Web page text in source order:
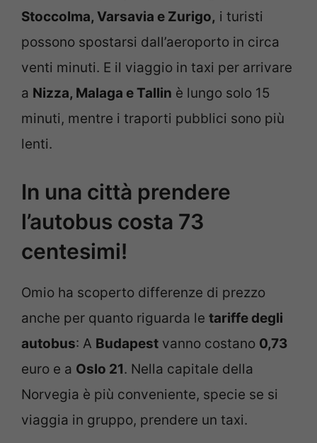
Stoccolma, Varsavia e Zurigo, i turisti
possono spostarsi dall’aeroporto in circa
venti minuti. E il viaggio in taxi per arrivare
a Nizza, Malaga e Tallin è lungo solo 15
minuti, mentre i traporti pubblici sono più
lenti.
In una città prendere
l’autobus costa 73
centesimi!
Omio ha scoperto differenze di prezzo
anche per quanto riguarda le tariffe degli
autobus: A Budapest vanno costano 0,73
euro e a Oslo 21. Nella capitale della
Norvegia è più conveniente, specie se si
viaggia in gruppo, prendere un taxi.